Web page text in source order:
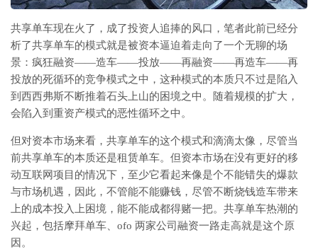
共享单车现在火了，成了投资人追捧的风口，笔者此前已经分
析了共享单车的模式就是被资本逼迫着走向了一个无聊的场
景：疯狂融资——造车——投放——再融资——再造车——再
投放的死循环的竞争模式之中，这种模式的本质只不过是陷入
到西西弗斯不断推着石头上山的困境之中。随着规模的扩大，
会陷入到重资产模式的恶性循环之中。
但对资本市场来看，共享单车的这个模式和滴滴太像，尽管当
前共享单车的本质还是租赁单车。但资本市场在没有更好的移
动互联网项目的情况下，至少它看起来像是个不能错失的爆款
与市场机遇，因此，不管能不能赚钱，尽管不断烧钱造车带来
上的成本投入上困境，能不能成都得赌一把。共享单车热潮的
兴起，包括摩拜单车、ofo 两家公司融资一路走高就是这个原
因。